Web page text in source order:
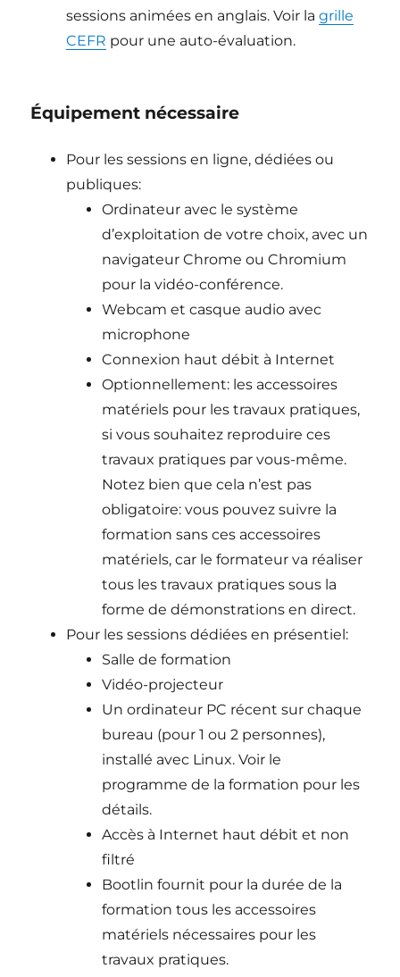
sessions animées en anglais. Voir lagrille
CEFR pour une auto-évaluation.
Équipement nécessaire
Pour les sessions en ligne, dédiées ou
publiques:
Ordinateur avec le système
d’exploitation de votre choix, avec un
navigateur Chrome ou Chromium
pour la vidéo-conférence.
Webcam et casque audio avec
microphone
Connexion haut débit à Internet
Optionnellement: les accessoires
matériels pour les travaux pratiques,
si vous souhaitez reproduire ces
travaux pratiques par vous-même.
Notez bien que cela n’est pas
obligatoire: vous pouvez suivre la
formation sans ces accessoires
matériels, car le formateur va réaliser
tous les travaux pratiques sous la
forme de démonstrations en direct.
Pour les sessions dédiées en présentiel:
Salle de formation
Vidéo-projecteur
Un ordinateur PC récent sur chaque
bureau (pour 1 ou 2 personnes),
installé avec Linux. Voir le
programme de la formation pour les
détails.
Accès à Internet haut débit et non
filtré
Bootlin fournit pour la durée de la
formation tous les accessoires
matériels nécessaires pour les
travaux pratiques.